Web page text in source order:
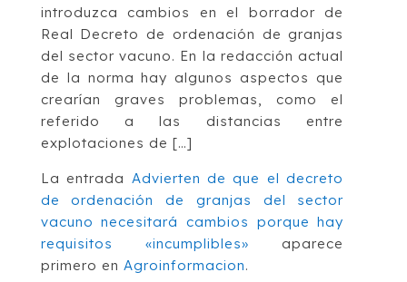
introduzca cambios en el borrador de
Real Decreto de ordenación de granjas
del sector vacuno. En la redacción actual
de la norma hay algunos aspectos que
crearían graves problemas, como el
referido a las distancias entre
explotaciones de […]
La entrada Advierten de que el decreto
de ordenación de granjas del sector
vacuno necesitará cambios porque hay
requisitos «incumplibles» aparece
primero en Agroinformacion.